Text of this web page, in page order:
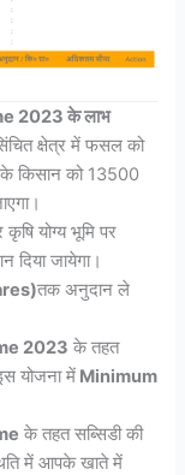
2023 के लाभ
क्षेत्र में फसल को
के किसान को 13500
योग्य भूमि पर
दिया जायेगा।
तक अनुदान ले
2023 के तहत
योजना में Minimum
के तहत सब्सिडी की
में आपके खाते में